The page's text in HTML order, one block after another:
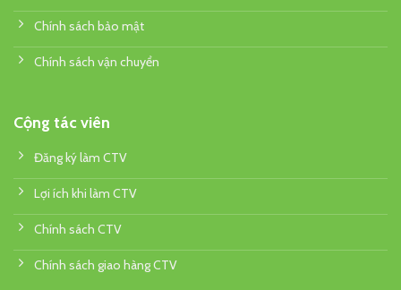
Chính sách bảo mật
Chính sách vận chuyển
Cộng tác viên
Đăng ký làm CTV
Lợi ích khi làm CTV
Chính sách CTV
Chính sách giao hàng CTV